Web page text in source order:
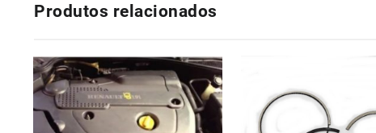
Produtos relacionados